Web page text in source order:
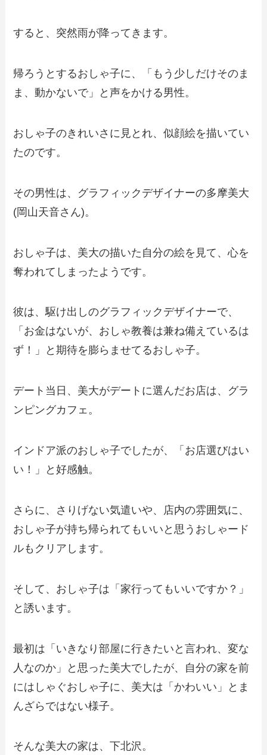
すると、突然雨が降ってきます。
帰ろうとするおしゃ子に、「もう少しだけそのま
ま、動かないで」と声をかける男性。
おしゃ子のきれいさに見とれ、似顔絵を描いてい
たのです。
その男性は、グラフィックデザイナーの多摩美大
(岡山天音さん)。
おしゃ子は、美大の描いた自分の絵を見て、心を
奪われてしまったようです。
彼は、駆け出しのグラフィックデザイナーで、
「お金はないが、おしゃ教養は兼ね備えているは
ず！」と期待を膨らませてるおしゃ子。
デート当日、美大がデートに選んだお店は、グラ
ンピングカフェ。
インドア派のおしゃ子でしたが、「お店選びはい
い！」と好感触。
さらに、さりげない気遣いや、店内の雰囲気に、
おしゃ子が持ち帰られてもいいと思うおしゃード
ルもクリアします。
そして、おしゃ子は「家行ってもいいですか？」
と誘います。
最初は「いきなり部屋に行きたいと言われ、変な
人なのか」と思った美大でしたが、自分の家を前
にはしゃぐおしゃ子に、美大は「かわいい」とま
んざらではない様子。
そんな美大の家は、下北沢。